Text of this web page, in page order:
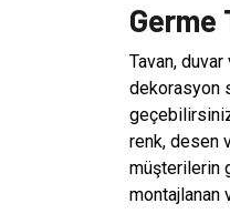
Germe
Tavan,
dekorasyon
renk, desen
müşterilerin
montajlanan